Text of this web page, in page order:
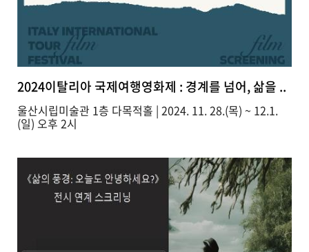
2024이탈리아 국제여행영화제 : 경계를 넘어, 삶을 ..
울산시립미술관 1층 다목적홀 | 2024. 11. 28.(목) ~ 12.1.
(일) 오후 2시